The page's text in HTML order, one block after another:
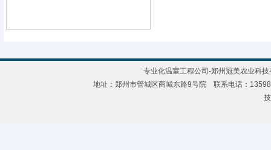
专业化温室工程公司-郑州冠美农业科
地址：郑州市管城区商城东路9号院 联系电话：